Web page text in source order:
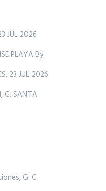
JUL 2026
PLAYA By
23 JUL 2026
G. SANTA
G. C.